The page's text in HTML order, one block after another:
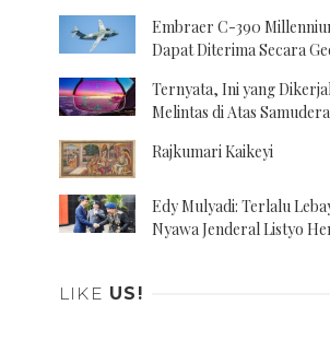
Embraer C-390
Dapat Diterima Secara
Ternyata, Ini yang
Melintas di Atas Samudera
Rajkumari Kaikeyi
Edy Mulyadi: Terlalu
Nyawa Jenderal Listyo
LIKE US!